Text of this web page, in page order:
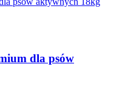
dla psów